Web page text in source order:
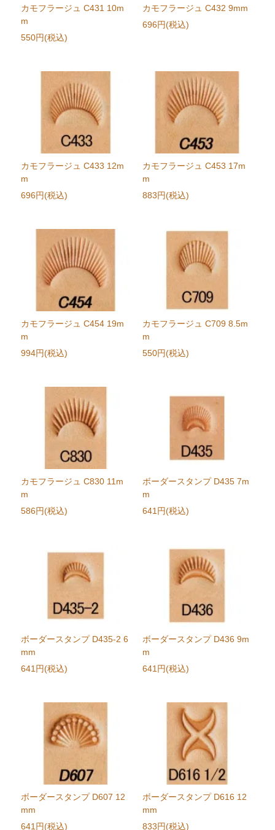
カモフラージュ C431 10m
m
550円(税込)
カモフラージュ C432 9mm
696円(税込)
カモフラージュ C433 12m
m
696円(税込)
カモフラージュ C453 17m
m
883円(税込)
カモフラージュ C454 19m
m
994円(税込)
カモフラージュ C709 8.5m
m
550円(税込)
カモフラージュ C830 11m
m
586円(税込)
ボーダースタンプ D435 7m
m
641円(税込)
ボーダースタンプ D435-2 6
mm
641円(税込)
ボーダースタンプ D436 9m
m
641円(税込)
ボーダースタンプ D607 12
mm
641円(税込)
ボーダースタンプ D616 12
mm
833円(税込)